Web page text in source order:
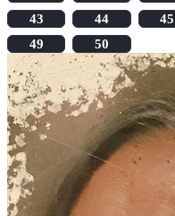
43
44 45
49
50